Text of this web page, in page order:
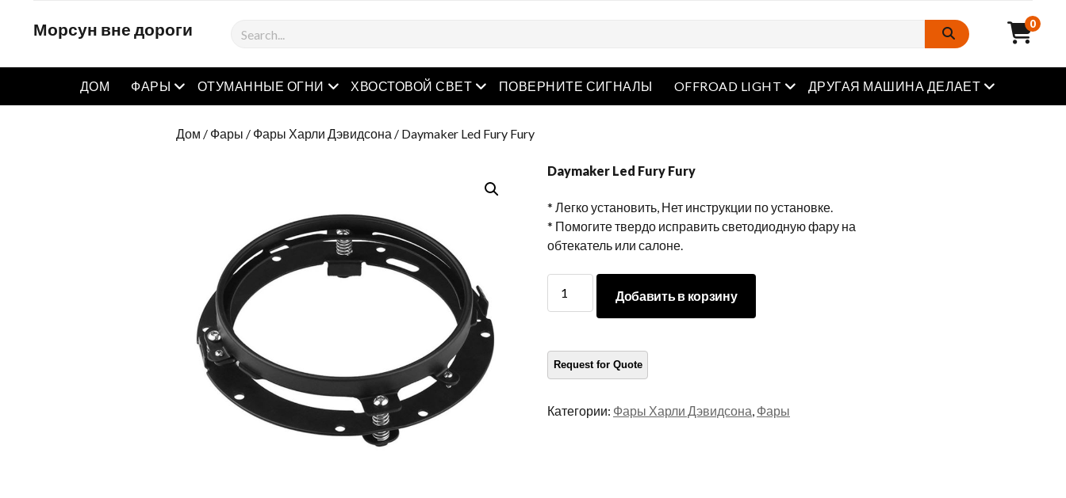
Морсун вне дороги Поиск 0
ДОМ ФАРЫ Открытое меню
ОТУМАННЫЕ ОГНИ Открытое меню
ХВОСТОВОЙ СВЕТ Открытое меню
ПОВЕРНИТЕ СИГНАЛЫ OFFROAD LIGHT Открытое меню
ДРУГАЯ МАШИНА ДЕЛАЕТ Открытое
Дом / Фары / Фары Харли Дэвидсона / Daymaker Led Fury Fury
Daymaker Led Fury Fury
* Легко установить, Нет инструкции по установке.
* Помогите твердо исправить светодиодную фару на
обтекатель или салоне.
Led
количество
Добавить в корзину
Категории: Фары Харли Дэвидсона, Фары